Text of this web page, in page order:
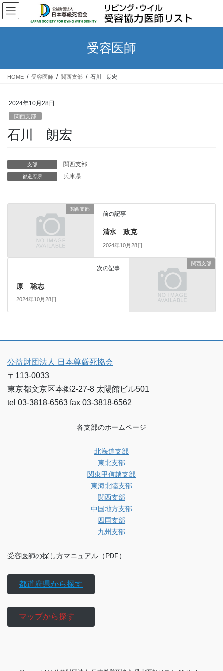
コ
ン
テ
ナ
ビ
ゲ
受容医師
HOME 受容医師 関西支部 石川 朗宏
2024年10月28日
関西支部
石川 朗宏
支部 関西支部
都道府県 兵庫県
関西支部
前の記事
清水 政克
2024年10月28日
関西支部
次の記事
原 聡志
2024年10月28日
公益財団法人 日本尊厳死協会
〒113-0033
東京都文京区本郷2-27-8 太陽館ビル501
tel 03-3818-6563 fax 03-3818-6562
各支部のホームページ
北海道支部
東北支部
関東甲信越支部
東海北陸支部
関西支部
中国地方支部
四国支部
九州支部
受容医師の探し方マニュアル（PDF）
都道府県から探す
マップから探す